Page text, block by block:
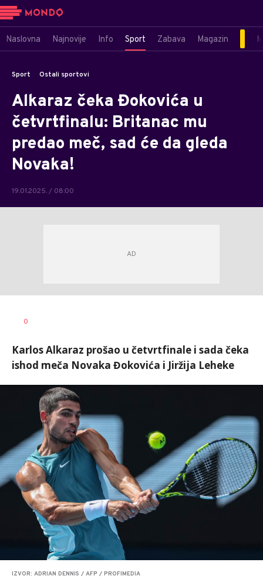
Naslovna Najnovije Info Sport Zabava Magazin
Sport Ostali sportovi
Alkaraz čeka Đokovića u
četvrtfinalu: Britanac mu
predao meč, sad će da gleda
Novaka!
19.01.2025. / 08:00
AUTOR
0
Karlos Alkaraz prošao u četvrtfinale i sada čeka
ishod meča Novaka Đokovića i Jiržija Leheke
IZVOR: ADRIAN DENNIS / AFP / PROFIMEDIA